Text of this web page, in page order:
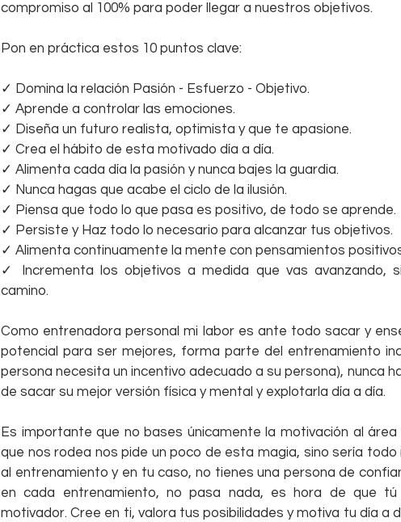
compromiso al 100% para poder llegar a nuestros objetivos.
Pon en práctica estos 10 puntos clave:
✓ Domina la relación Pasión - Esfuerzo - Objetivo.
✓ Aprende a controlar las emociones.
✓ Diseña un futuro realista, optimista y que te apasione.
✓ Crea el hábito de esta motivado día a día.
✓ Alimenta cada día la pasión y nunca bajes la guardia.
✓ Nunca hagas que acabe el ciclo de la ilusión.
✓ Piensa que todo lo que pasa es positivo, de todo se aprende.
✓ Persiste y Haz todo lo necesario para alcanzar tus objetivos.
✓ Alimenta continuamente la mente con pensamientos
✓ Incrementa los objetivos a medida que vas avanzando,
camino.
Como entrenadora personal mi labor es ante todo sacar y
potencial para ser mejores, forma parte del entrenamiento
persona necesita un incentivo adecuado a su persona), nunca
de sacar su mejor versión física y mental y explotarla día a día.
Es importante que no bases únicamente la motivación al
que nos rodea nos pide un poco de esta magia, sino sería
al entrenamiento y en tu caso, no tienes una persona de
en cada entrenamiento, no pasa nada, es hora de que
motivador. Cree en ti, valora tus posibilidades y motiva tu día a